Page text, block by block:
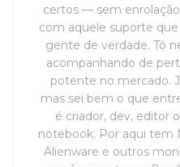
certos — sem
com aquele suporte
gente de verdade. Tô
acompanhando de
potente no mercado.
mas sei bem o que
é criador, dev, editor
notebook. Por aqui tem
Alienware e outros